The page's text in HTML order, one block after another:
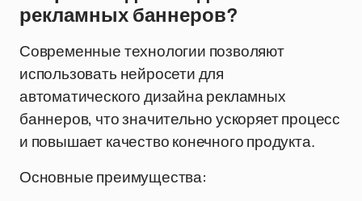
рекламных баннеров?
Современные технологии позволяют
использовать нейросети для
автоматического дизайна рекламных
баннеров, что значительно ускоряет процесс
и повышает качество конечного продукта.
Основные преимущества: